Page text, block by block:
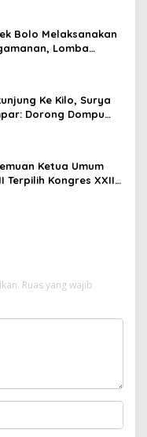
Bolo Melaksanakan
Lomba
80 .
Ke Kilo, Surya
Dorong Dompu
Ketua Umum
Terpilih Kongres XXII
Ruas yang wajib